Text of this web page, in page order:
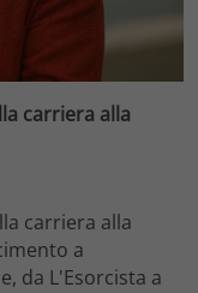
carriera alla
carriera alla
a
da L'Esorcista a